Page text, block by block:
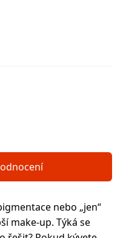
nebo „jen“
make-up. Týká se